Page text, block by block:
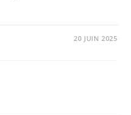
20 JUIN 2025